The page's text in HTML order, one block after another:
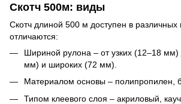
Скотч 500м: виды
Скотч длиной 500 м доступен в различных
отличаются:
Шириной рулона – от узких (12–18 мм)
мм) и широких (72 мм).
Материалом основы – полипропилен,
Типом клеевого слоя – акриловый,